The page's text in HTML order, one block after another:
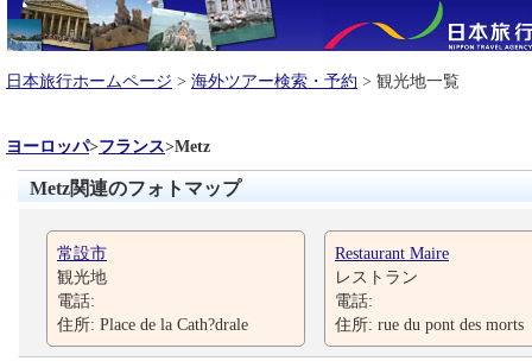
日本旅行ホームページ > 海外ツアー検索・予約 > 観光地一覧
ヨーロッパ>フランス>Metz
Metz関連のフォトマップ
常設市
観光地
電話:
住所: Place de la Cath?drale
Restaurant Maire
レストラン
電話:
住所: rue du pont des morts